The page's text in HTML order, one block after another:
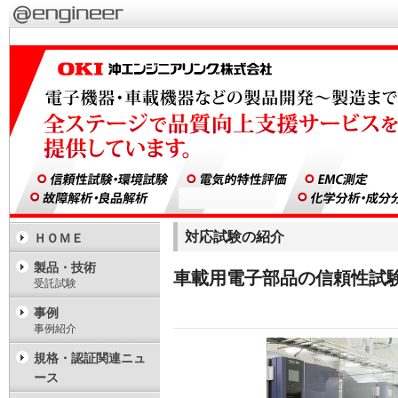
対応試験の紹介
車載用電子部品の信頼性試
ＨＯＭＥ
製品・技術
受託試験
事例
事例紹介
規格・認証関連ニュ
ース